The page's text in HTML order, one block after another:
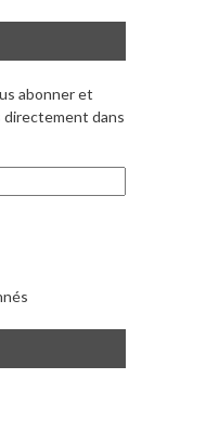
abonner et
directement dans